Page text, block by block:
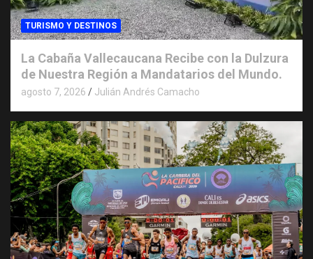
TURISMO Y DESTINOS
La Cabaña Vallecaucana Recibe con la Dulzura
de Nuestra Región a Mandatarios del Mundo.
agosto 7, 2026 Julián Andrés Camacho